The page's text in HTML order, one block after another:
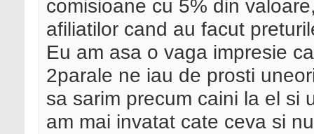
comisioane cu 5% din
afiliatilor cand au facut
Eu am asa o vaga impresie
2parale ne iau de prosti
sa sarim precum caini la el si
am mai invatat cate ceva si